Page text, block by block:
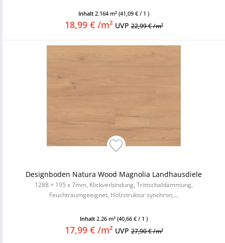
Inhalt 2.164 m² (41,09 € / 1 )
18,99 € /m² UVP22,99 € /m²
Designboden Natura Wood Magnolia Landhausdiele
1288 × 195 x 7mm, Klickverbindung, Trittschaldämmung,
Feuchtraumgeeignet, Holzstruktur synchron,...
Inhalt 2.26 m² (40,66 € / 1 )
17,99 € /m² UVP27,90 € /m²